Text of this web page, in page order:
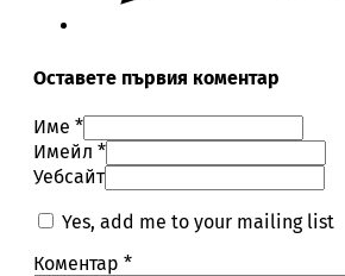
Оставете първия коментар
Име *
Имейл *
Уебсайт
Yes, add me to your mailing list
Коментар *